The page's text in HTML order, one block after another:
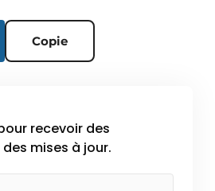
Copie
recevoir des
mises à jour.